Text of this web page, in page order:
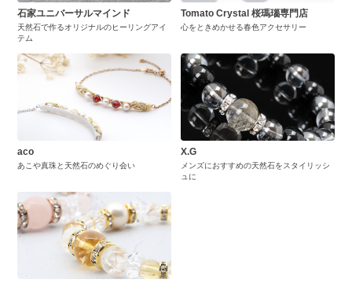
石家ユニバーサルマインド
天然石で作るオリジナルのヒーリングアイ
テム
Tomato Crystal 桜瑪瑙専門店
心をときめかせる春色アクセサリー
aco
あこや真珠と天然石のめぐり会い
X.G
メンズにおすすめの天然石をスタイリッシ
ュに